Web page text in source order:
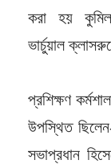
করা হয়
ভার্চুয়াল
প্রশিক্ষণ
উপস্থিত
সভাপ্রধান